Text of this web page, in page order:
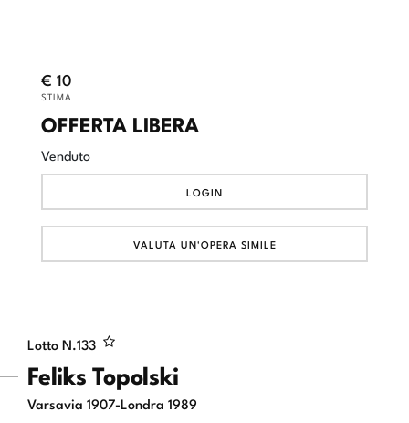
Lotto N.133
Feliks Topolski
Varsavia 1907-Londra 1989
€ 10
STIMA
OFFERTA LIBERA
Venduto
LOGIN
VALUTA UN'OPERA SIMILE